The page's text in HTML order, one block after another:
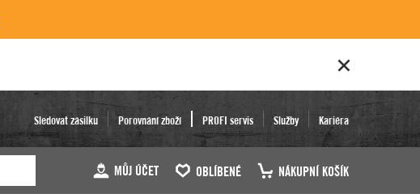
Sledovat zásilku Porovnání zboží PROFI servis Služby Kariéra
MŮJ ÚČET OBLÍBENÉ NÁKUPNÍ KOŠÍK